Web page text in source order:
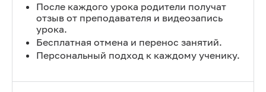
После каждого урока родители получат
отзыв от преподавателя и видеозапись
урока.
Бесплатная отмена и перенос занятий.
Персональный подход к каждому ученику.